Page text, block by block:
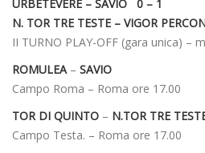
URBETEVERE – SAVIO 0 – 1
N. TOR TRE TESTE – VIGOR
II TURNO PLAY-OFF (gara unica) –
ROMULEA – SAVIO
Campo Roma – Roma ore 17.00
TOR DI QUINTO – N.TOR TRE
Campo Testa. – Roma ore 17.00